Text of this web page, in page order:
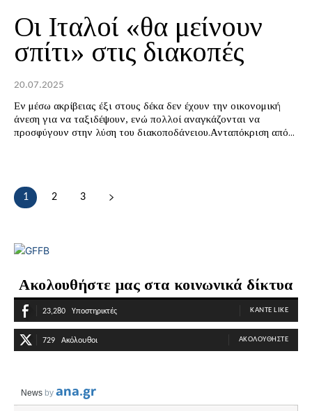
Οι Ιταλοί «θα μείνουν
σπίτι» στις διακοπές
20.07.2025
Εν μέσω ακρίβειας έξι στους δέκα δεν έχουν την οικονομική
άνεση για να ταξιδέψουν, ενώ πολλοί αναγκάζονται να
προσφύγουν στην λύση του διακοποδάνειου.Ανταπόκριση από...
1 2 3
Ακολουθήστε μας στα κοινωνικά δίκτυα
23,280 Υποστηρικτές ΚΆΝΤΕ LIKE
729 Ακόλουθοι ΑΚΟΛΟΥΘΉΣΤΕ